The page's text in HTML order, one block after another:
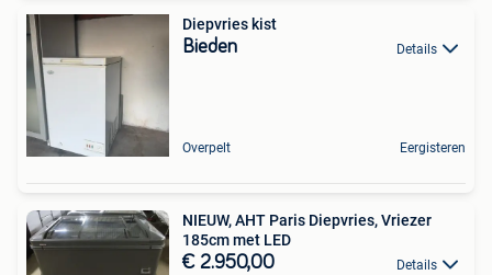
Diepvries kist
Bieden Details
Overpelt Eergisteren
NIEUW, AHT Paris Diepvries, Vriezer
185cm met LED
€ 2.950,00 Details